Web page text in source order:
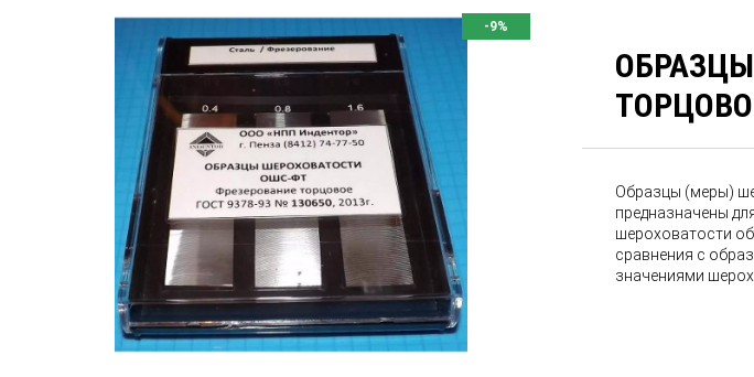
-9%
Образцы (меры)
предназначены
шероховатости
сравнения с
значениями